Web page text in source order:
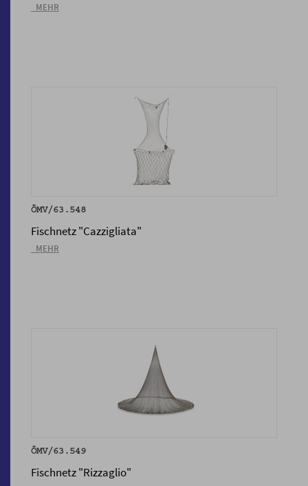
_MEHR
ÖMV/63.548
Fischnetz "Cazzigliata"
_MEHR
ÖMV/63.549
Fischnetz "Rizzaglio"